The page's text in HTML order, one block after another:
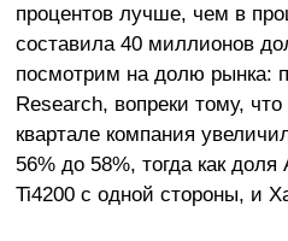
процентов лучше, чем в
составила 40 миллионов
посмотрим на долю рынка:
Research, вопреки тому,
квартале компания
56% до 58%, тогда как
Ti4200 с одной стороны, и